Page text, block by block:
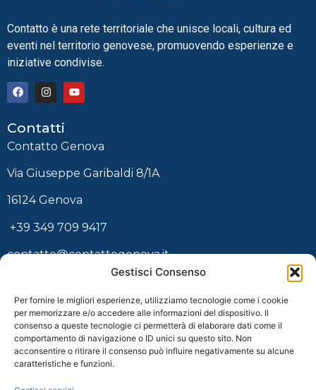
Gestisci Consenso
Per fornire le migliori esperienze, utilizziamo tecnologie come i cookie
per memorizzare e/o accedere alle informazioni del dispositivo. Il
consenso a queste tecnologie ci permetterà di elaborare dati come il
comportamento di navigazione o ID unici su questo sito. Non
acconsentire o ritirare il consenso può influire negativamente su alcune
caratteristiche e funzioni.
Contatto è una rete territoriale che unisce locali, cultura ed
eventi nel territorio genovese, promuovendo esperienze e
iniziative condivise.
Contatti
Contatto Genova
Via Giuseppe Garibaldi 8/1A
16124 Genova
+39 349 709 9417
contatto@contattogenova.it
ACCOUNT E PRENOTAZIONI
Newsletter
Ho letto e accetto i termini e condizioni della
privacy